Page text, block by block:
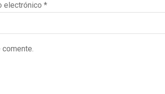
electrónico*